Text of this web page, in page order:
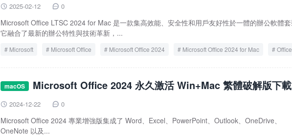
 2025-02-12  0
Microsoft Office LTSC 2024 for Mac 是一款集高效能、安全性和用戶友好性於一體的辦公軟體套
它融合了最新的辦公特性與技術革新，...
Microsoft Microsoft Office Microsoft Office 2024 Microsoft Office 2024 for Mac
Office
macOS Microsoft Office 2024 永久激活 Win+Mac 繁體破解版下載
 2024-12-22  0
Microsoft Office 2024 專業增強版集成了 Word、Excel、PowerPoint、Outlook、OneDrive、
OneNote 以及...